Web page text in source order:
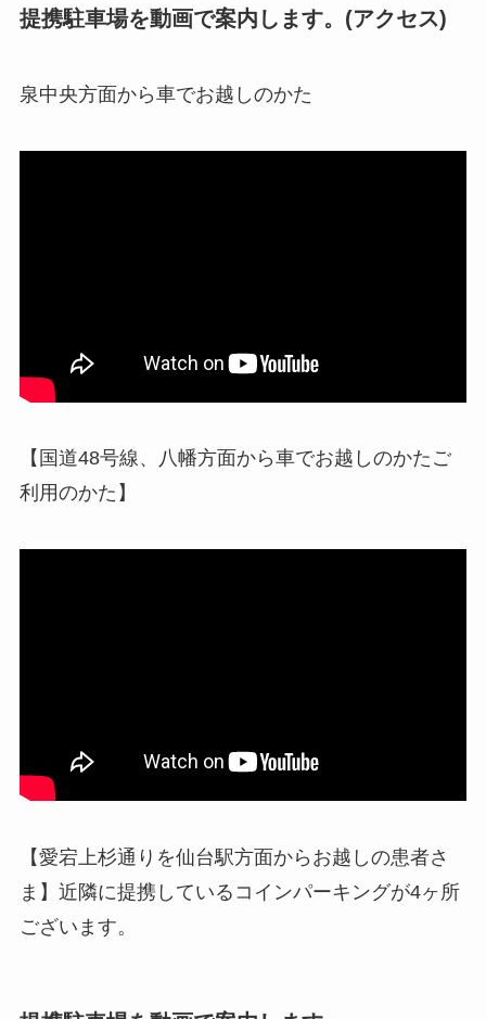
提携駐車場を動画で案内します。(アクセス)
泉中央方面から車でお越しのかた
【国道48号線、八幡方面から車でお越しのかたご
利用のかた】
【愛宕上杉通りを仙台駅方面からお越しの患者さ
ま】近隣に提携しているコインパーキングが4ヶ所
ございます。